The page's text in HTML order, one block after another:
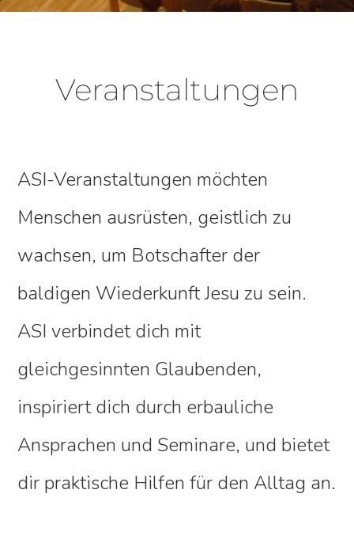
Veranstaltungen
ASI-Veranstaltungen möchten
Menschen ausrüsten, geistlich zu
wachsen, um Botschafter der
baldigen Wiederkunft Jesu zu sein.
ASI verbindet dich mit
gleichgesinnten Glaubenden,
inspiriert dich durch erbauliche
Ansprachen und Seminare, und bietet
dir praktische Hilfen für den Alltag an.